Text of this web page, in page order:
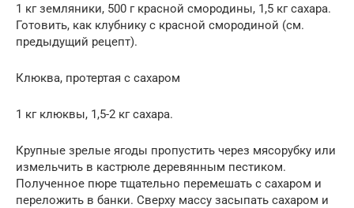
1 кг земляники, 500 г красной смородины, 1,5 кг сахара.
Готовить, как клубнику с красной смородиной (см.
предыдущий рецепт).
Клюква, протертая с сахаром
1 кг клюквы, 1,5-2 кг сахара.
Крупные зрелые ягоды пропустить через мясорубку или
измельчить в кастрюле деревянным пестиком.
Полученное пюре тщательно перемешать с сахаром и
переложить в банки. Сверху массу засыпать сахаром и